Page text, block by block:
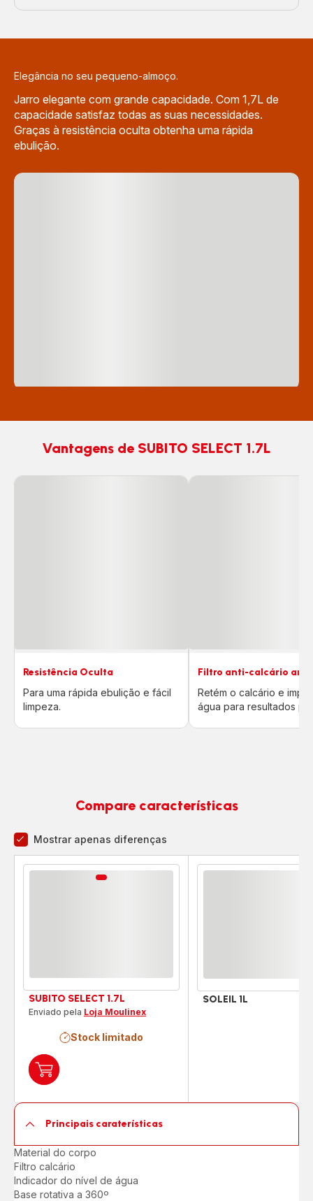
Elegância no seu pequeno-almoço.
Jarro elegante com grande capacidade. Com 1,7L de
capacidade satisfaz todas as suas necessidades.
Graças à resistência oculta obtenha uma rápida
ebulição.
Vantagens de SUBITO SELECT 1.7L
Resistência Oculta
Para uma rápida ebulição e fácil
limpeza.
Filtro anti-calcário
Retém o calcário e
água para resultados
Compare características
Mostrar apenas diferenças
Adicionar
carrinho
SELECT
1.7L
SUBITO SELECT 1.7L
Enviado pela Loja Moulinex
Stock limitado
SOLEIL 1L
Principais caraterísticas
Material do corpo
Filtro calcário
Indicador do nível de água
Base rotativa a 360º